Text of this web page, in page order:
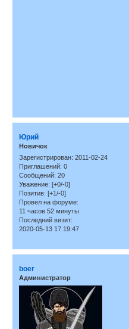
Юрий
Новичок
Зарегистрирован: 2011-02-24
Приглашений: 0
Сообщений: 20
Уважение: [+0/-0]
Позитив: [+1/-0]
Провел на форуме:
11 часов 52 минуты
Последний визит:
2020-05-13 17:19:47
boer
Администратор